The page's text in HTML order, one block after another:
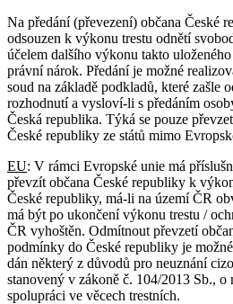
Na předání (převezení) občana České
odsouzen k výkonu trestu odnětí
účelem dalšího výkonu takto
právní nárok. Předání je možné
soud na základě podkladů, které zašle
rozhodnutí a vysloví-li s předáním
Česká republika. Týká se pouze
České republiky ze států mimo
EU: V rámci Evropské unie má
převzít občana České republiky k
České republiky, má-li na území ČR
má být po ukončení výkonu trestu /
ČR vyhoštěn. Odmítnout převzetí
podmínky do České republiky je
dán některý z důvodů pro neuznání
stanovený v zákoně č. 104/2013 Sb.,
spolupráci ve věcech trestních.